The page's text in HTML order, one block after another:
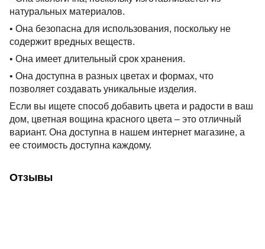
натуральных материалов.
• Она безопасна для использования, поскольку не
содержит вредных веществ.
• Она имеет длительный срок хранения.
• Она доступна в разных цветах и формах, что
позволяет создавать уникальные изделия.
Если вы ищете способ добавить цвета и радости в ваш
дом, цветная вощина красного цвета – это отличный
вариант. Она доступна в нашем интернет магазине, а
ее стоимость доступна каждому.
Отзывы